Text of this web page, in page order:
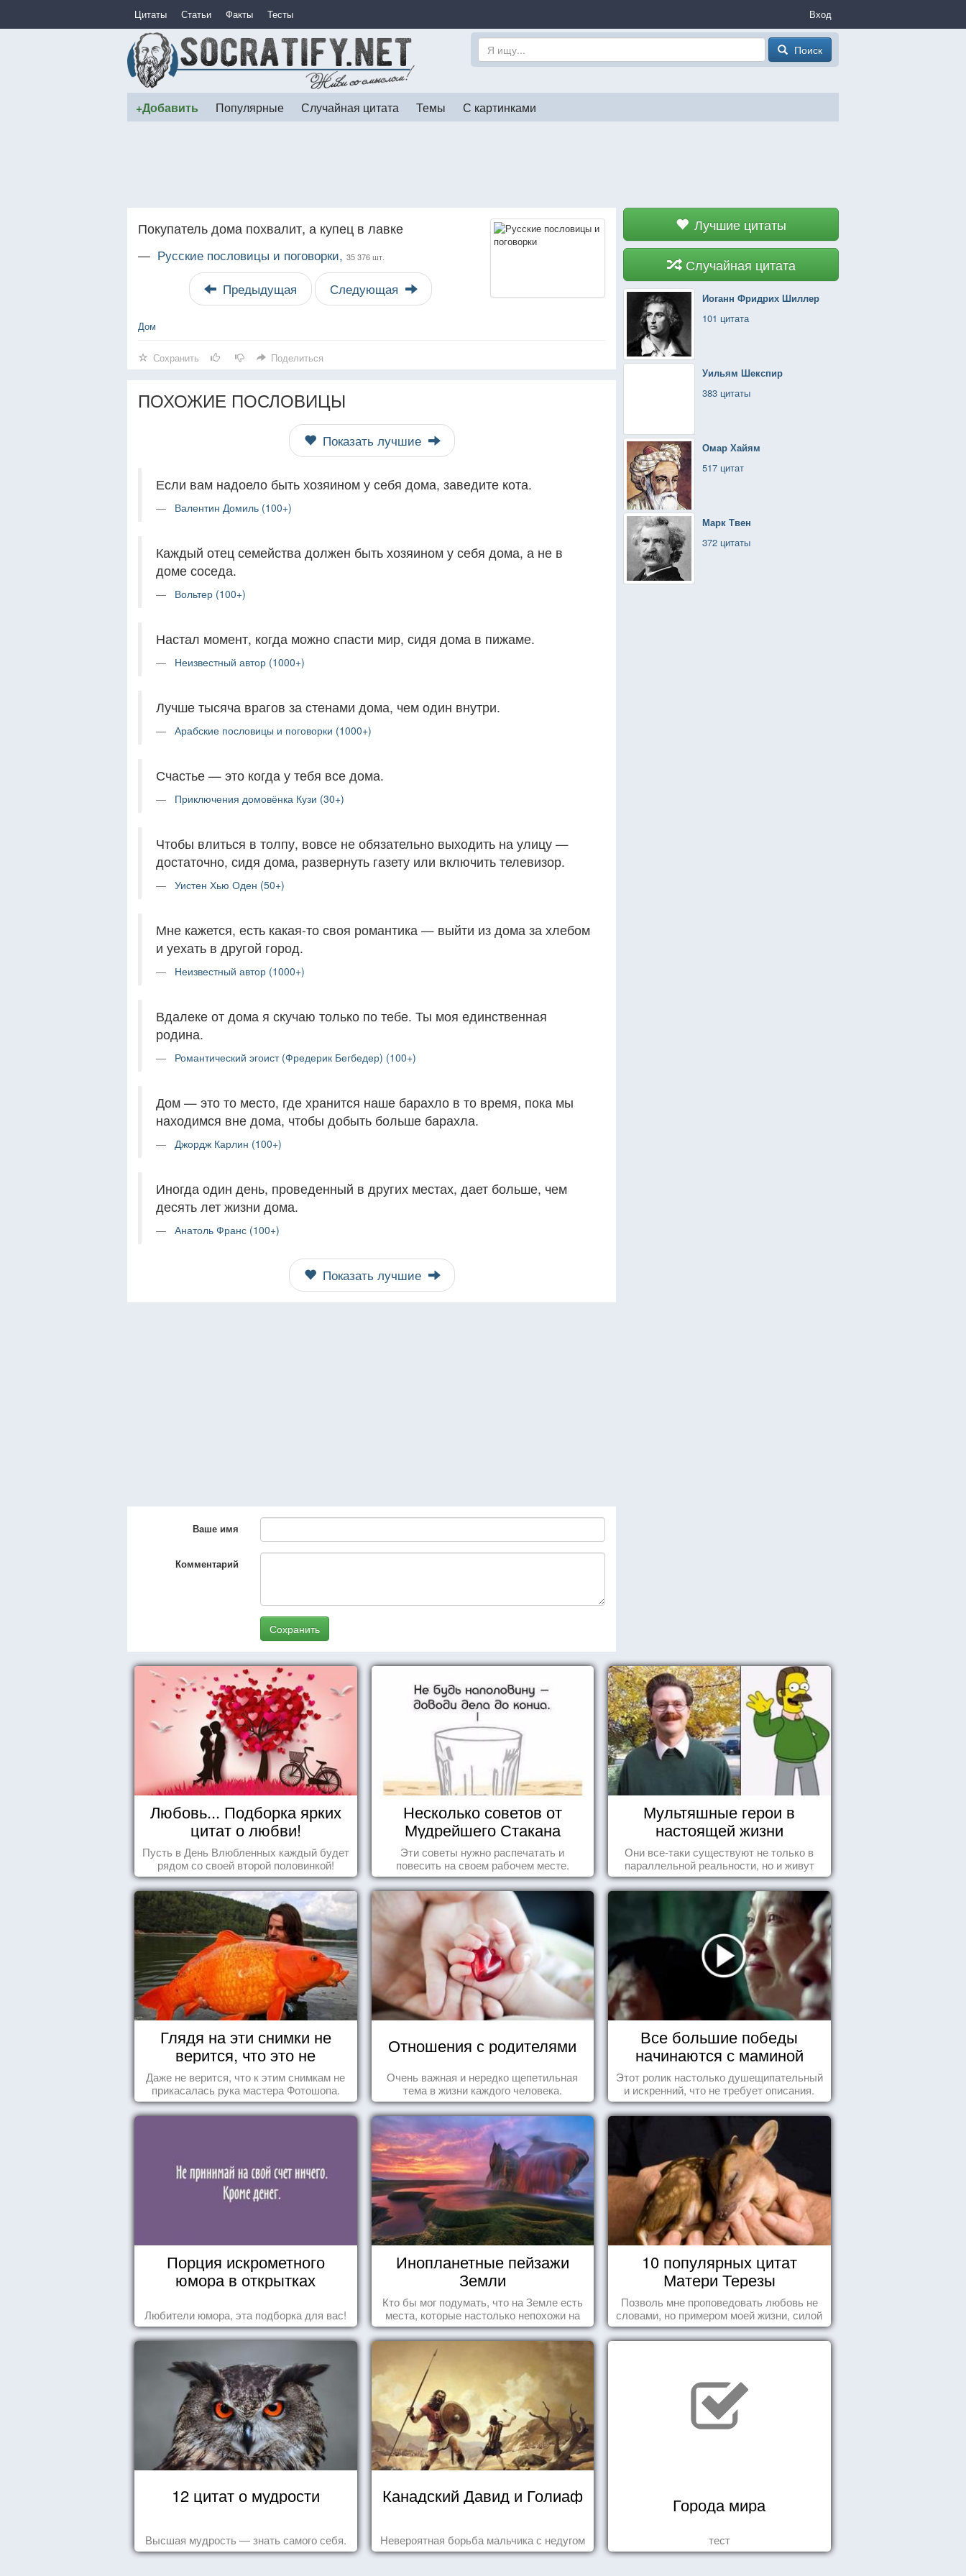
Цитаты Статьи Факты Тесты Вход
Поиск
+Добавить Популярные Случайная цитата Темы С картинками
Лучшие цитаты
Случайная цитата
Иоганн Фридрих Шиллер
101 цитата
Уильям Шекспир
383 цитаты
Омар Хайям
517 цитат
Марк Твен
372 цитаты
Покупатель дома похвалит, а купец в лавке
— Русские пословицы и поговорки, 35 376 шт.
Предыдущая Следующая
Дом
Сохранить Поделиться
ПОХОЖИЕ ПОСЛОВИЦЫ
Показать лучшие
Если вам надоело быть хозяином у себя дома, заведите кота.
Валентин Домиль (100+)
Каждый отец семейства должен быть хозяином у себя дома, а не в
доме соседа.
Вольтер (100+)
Настал момент, когда можно спасти мир, сидя дома в пижаме.
Неизвестный автор (1000+)
Лучше тысяча врагов за стенами дома, чем один внутри.
Арабские пословицы и поговорки (1000+)
Счастье — это когда у тебя все дома.
Приключения домовёнка Кузи (30+)
Чтобы влиться в толпу, вовсе не обязательно выходить на улицу —
достаточно, сидя дома, развернуть газету или включить телевизор.
Уистен Хью Оден (50+)
Мне кажется, есть какая-то своя романтика — выйти из дома за хлебом
и уехать в другой город.
Неизвестный автор (1000+)
Вдалеке от дома я скучаю только по тебе. Ты моя единственная
родина.
Романтический эгоист (Фредерик Бегбедер) (100+)
Дом — это то место, где хранится наше барахло в то время, пока мы
находимся вне дома, чтобы добыть больше барахла.
Джордж Карлин (100+)
Иногда один день, проведенный в других местах, дает больше, чем
десять лет жизни дома.
Анатоль Франс (100+)
Показать лучшие
Ваше имя
Комментарий
Сохранить
Любовь... Подборка ярких
цитат о любви!
Пусть в День Влюбленных каждый будет
рядом со своей второй половинкой!
Несколько советов от
Мудрейшего Стакана
Эти советы нужно распечатать и
повесить на своем рабочем месте.
Мультяшные герои в
настоящей жизни
Они все-таки существуют не только в
параллельной реальности, но и живут
среди нас с вами.
Глядя на эти снимки не
верится, что это не
Фотошоп!
Даже не верится, что к этим снимкам не
прикасалась рука мастера Фотошопа.
Отношения с родителями
Очень важная и нередко щепетильная
тема в жизни каждого человека.
Все большие победы
начинаются с маминой
колыбели
Этот ролик настолько душещипательный
и искренний, что не требует описания.
Порция искрометного
юмора в открытках
Любители юмора, эта подборка для вас!
Инопланетные пейзажи
Земли
Кто бы мог подумать, что на Земле есть
места, которые настолько непохожи на
привычные для человечества пейзажи,
что кажутся и вовсе инопланетными!
10 популярных цитат
Матери Терезы
Позволь мне проповедовать любовь не
словами, но примером моей жизни, силой
влечения, воодушевляющим влиянием ...
12 цитат о мудрости
Высшая мудрость — знать самого себя.
Канадский Давид и Голиаф
Невероятная борьба мальчика с недугом
Города мира
тест